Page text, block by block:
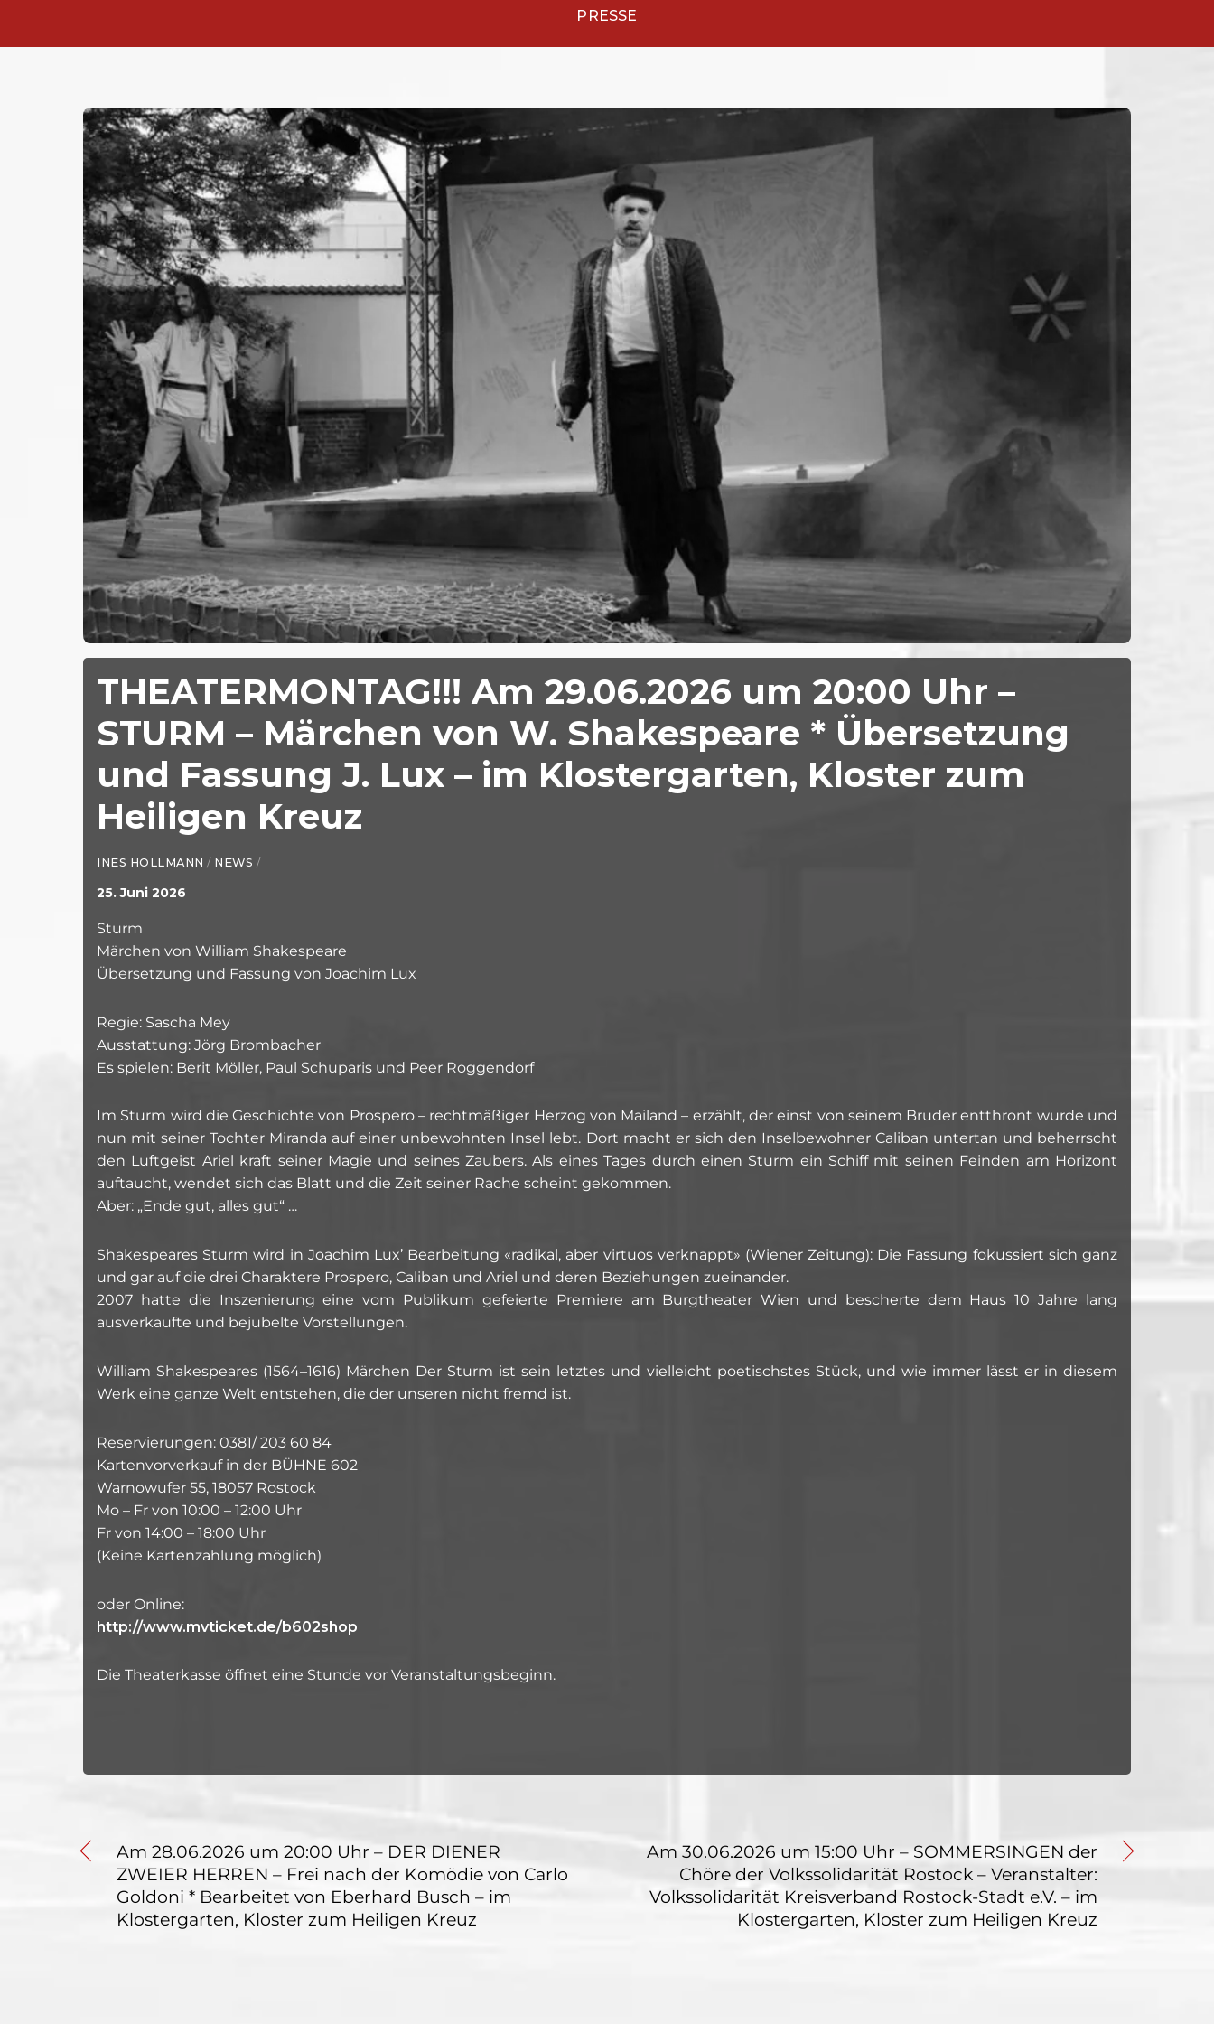
PRESSE
THEATERMONTAG!!! Am 29.06.2026 um 20:00 Uhr –
STURM – Märchen von W. Shakespeare * Übersetzung
und Fassung J. Lux – im Klostergarten, Kloster zum
Heiligen Kreuz
INES HOLLMANN / NEWS /
25. Juni 2026
Sturm
Märchen von William Shakespeare
Übersetzung und Fassung von Joachim Lux
Regie: Sascha Mey
Ausstattung: Jörg Brombacher
Es spielen: Berit Möller, Paul Schuparis und Peer Roggendorf
Im Sturm wird die Geschichte von Prospero – rechtmäßiger Herzog von Mailand – erzählt, der einst von seinem Bruder entthront wurde und
nun mit seiner Tochter Miranda auf einer unbewohnten Insel lebt. Dort macht er sich den Inselbewohner Caliban untertan und beherrscht
den Luftgeist Ariel kraft seiner Magie und seines Zaubers. Als eines Tages durch einen Sturm ein Schiff mit seinen Feinden am Horizont
auftaucht, wendet sich das Blatt und die Zeit seiner Rache scheint gekommen.
Aber: „Ende gut, alles gut“ …
Shakespeares Sturm wird in Joachim Lux’ Bearbeitung «radikal, aber virtuos verknappt» (Wiener Zeitung): Die Fassung fokussiert sich ganz
und gar auf die drei Charaktere Prospero, Caliban und Ariel und deren Beziehungen zueinander.
2007 hatte die Inszenierung eine vom Publikum gefeierte Premiere am Burgtheater Wien und bescherte dem Haus 10 Jahre lang
ausverkaufte und bejubelte Vorstellungen.
William Shakespeares (1564–1616) Märchen Der Sturm ist sein letztes und vielleicht poetischstes Stück, und wie immer lässt er in diesem
Werk eine ganze Welt entstehen, die der unseren nicht fremd ist.
Reservierungen: 0381/ 203 60 84
Kartenvorverkauf in der BÜHNE 602
Warnowufer 55, 18057 Rostock
Mo – Fr von 10:00 – 12:00 Uhr
Fr von 14:00 – 18:00 Uhr
(Keine Kartenzahlung möglich)
oder Online:
http://www.mvticket.de/b602shop
Die Theaterkasse öffnet eine Stunde vor Veranstaltungsbeginn.
Am 28.06.2026 um 20:00 Uhr – DER DIENER
ZWEIER HERREN – Frei nach der Komödie von Carlo
Goldoni * Bearbeitet von Eberhard Busch – im
Klostergarten, Kloster zum Heiligen Kreuz
Am 30.06.2026 um 15:00 Uhr – SOMMERSINGEN der
Chöre der Volkssolidarität Rostock – Veranstalter:
Volkssolidarität Kreisverband Rostock-Stadt e.V. – im
Klostergarten, Kloster zum Heiligen Kreuz